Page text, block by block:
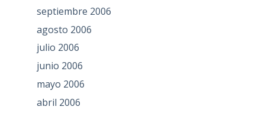
septiembre 2006
agosto 2006
julio 2006
junio 2006
mayo 2006
abril 2006